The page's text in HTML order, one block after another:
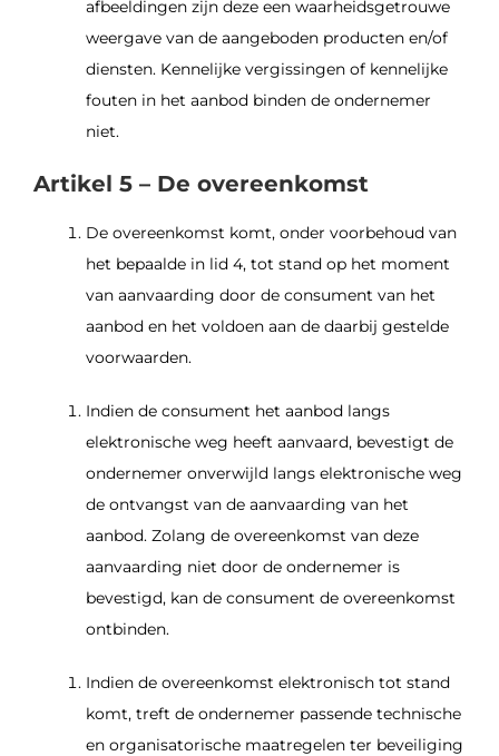
afbeeldingen zijn deze een waarheidsgetrouwe
weergave van de aangeboden producten en/of
diensten. Kennelijke vergissingen of kennelijke
fouten in het aanbod binden de ondernemer
niet.
Artikel 5 – De overeenkomst
De overeenkomst komt, onder voorbehoud van
het bepaalde in lid 4, tot stand op het moment
van aanvaarding door de consument van het
aanbod en het voldoen aan de daarbij gestelde
voorwaarden.
Indien de consument het aanbod langs
elektronische weg heeft aanvaard, bevestigt de
ondernemer onverwijld langs elektronische weg
de ontvangst van de aanvaarding van het
aanbod. Zolang de overeenkomst van deze
aanvaarding niet door de ondernemer is
bevestigd, kan de consument de overeenkomst
ontbinden.
Indien de overeenkomst elektronisch tot stand
komt, treft de ondernemer passende technische
en organisatorische maatregelen ter beveiliging